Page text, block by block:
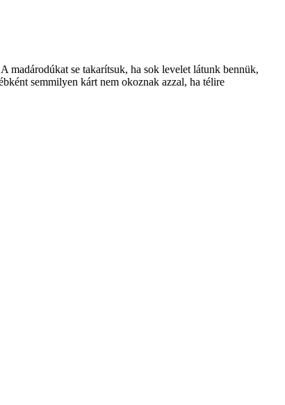
madárodúkat se takarítsuk, ha sok levelet látunk bennük,
semmilyen kárt nem okoznak azzal, ha télire